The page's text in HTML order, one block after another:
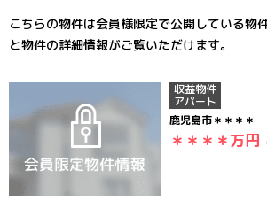
こちらの物件は会員様限定で公開している物
と物件の詳細情報がご覧いただけます。
収益物件
アパート
鹿児島市＊＊＊＊
＊＊＊＊万円